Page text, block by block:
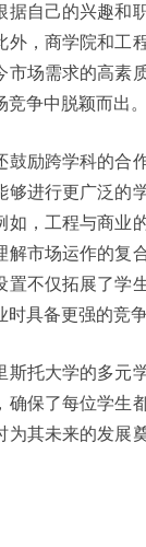
据自己的兴趣和
外，商学院和工
市场需求的高素
争中脱颖而出。
鼓励跨学科的合
够进行更广泛的
如，工程与商业
解市场运作的复
置不仅拓展了学
具备更强的竞争
斯托大学的多元
确保了每位学生
为其未来的发展